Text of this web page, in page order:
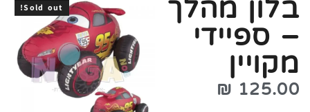
בלון מהלך
– ספיידי
מקויין
125.00
₪
Sold out!